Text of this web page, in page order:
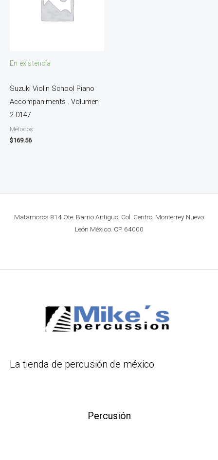
En existencia
Suzuki Violin School Piano
Accompaniments . Volumen
2 0147
Métodos
$169.56
Matamoros 814 Ote. Barrio Antiguo, Col. Centro, Monterrey Nuevo
León México. CP. 64000
La tienda de percusión de méxico
Percusión